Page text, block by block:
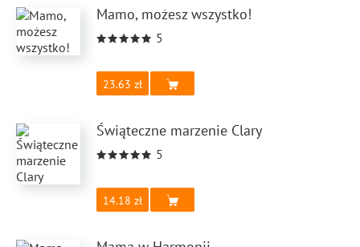
Mamo, możesz wszystko!
5
23.63
Świąteczne marzenie Clary
5
14.18